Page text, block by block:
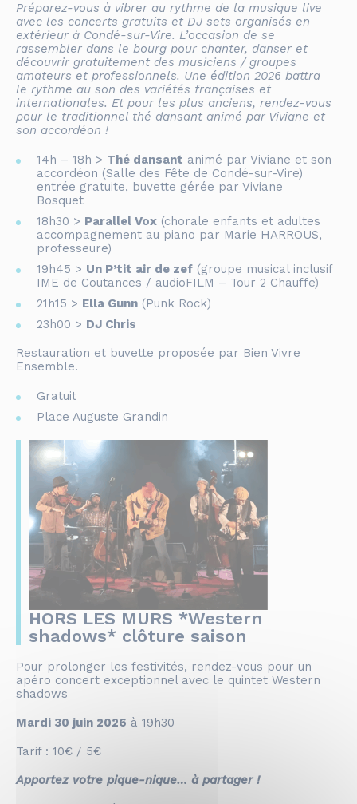
Préparez-vous à vibrer au rythme de la musique live
avec les concerts gratuits et DJ sets organisés en
extérieur à Condé-sur-Vire. L’occasion de se
rassembler dans le bourg pour chanter, danser et
découvrir gratuitement des musiciens / groupes
amateurs et professionnels. Une édition 2026 battra
le rythme au son des variétés françaises et
internationales. Et pour les plus anciens, rendez-vous
pour le traditionnel thé dansant animé par Viviane et
son accordéon !
14h – 18h > Thé dansant animé par Viviane et son
accordéon (Salle des Fête de Condé-sur-Vire)
entrée gratuite, buvette gérée par Viviane
Bosquet
18h30 > Parallel Vox (chorale enfants et adultes
accompagnement au piano par Marie HARROUS,
professeure)
19h45 > Un P’tit air de zef (groupe musical inclusif
IME de Coutances / audioFILM – Tour 2 Chauffe)
21h15 > Ella Gunn (Punk Rock)
23h00 > DJ Chris
Restauration et buvette proposée par Bien Vivre
Ensemble.
Gratuit
Place Auguste Grandin
HORS LES MURS *Western
shadows* clôture saison
Pour prolonger les festivités, rendez-vous pour un
apéro concert exceptionnel avec le quintet Western
shadows
Mardi 30 juin 2026 à 19h30
Tarif : 10€ / 5€
Apportez votre pique-nique… à partager !